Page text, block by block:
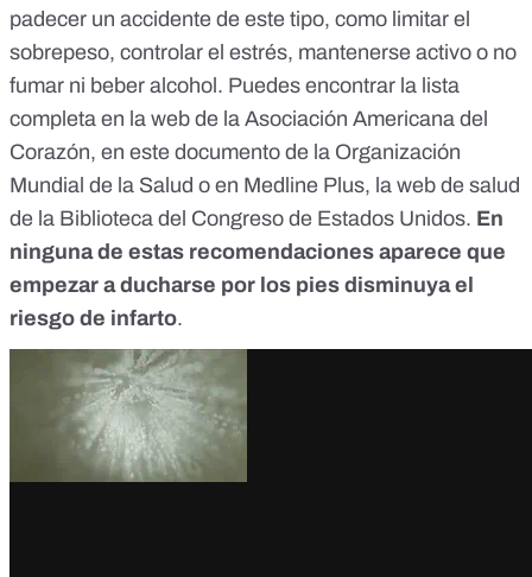
padecer un accidente de este tipo, como limitar el
sobrepeso, controlar el estrés, mantenerse activo o no
fumar ni beber alcohol. Puedes encontrar la lista
completa en la web de la Asociación Americana del
Corazón, en este documento de la Organización
Mundial de la Salud o en Medline Plus, la web de salud
de la Biblioteca del Congreso de Estados Unidos. En
ninguna de estas recomendaciones aparece que
empezar a ducharse por los pies disminuya el
riesgo de infarto.